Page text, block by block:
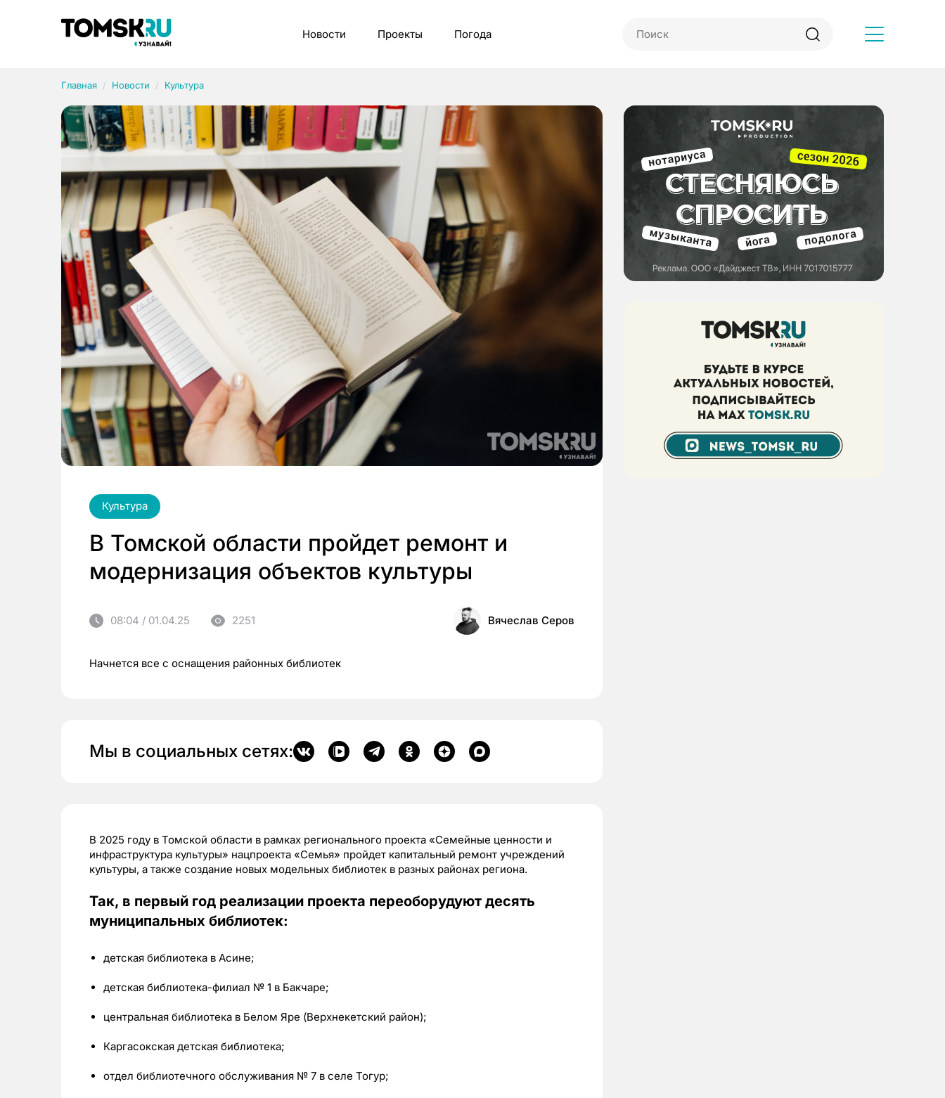
Новости Проекты Погода
Главная Новости Культура
Культура
В Томской области пройдет ремонт и
модернизация объектов культуры
08:04 / 01.04.25 2251 Вячеслав Серов
Начнется все с оснащения районных библиотек
Мы в социальных сетях:
В 2025 году в Томской области в рамках регионального проекта «Семейные ценности и
инфраструктура культуры» нацпроекта «Семья» пройдет капитальный ремонт учреждений
культуры, а также создание новых модельных библиотек в разных районах региона.
Так, в первый год реализации проекта переоборудуют десять
муниципальных библиотек:
детская библиотека в Асине;
детская библиотека-филиал № 1 в Бакчаре;
центральная библиотека в Белом Яре (Верхнекетский район);
Каргасокская детская библиотека;
отдел библиотечного обслуживания № 7 в селе Тогур;
Рубрики